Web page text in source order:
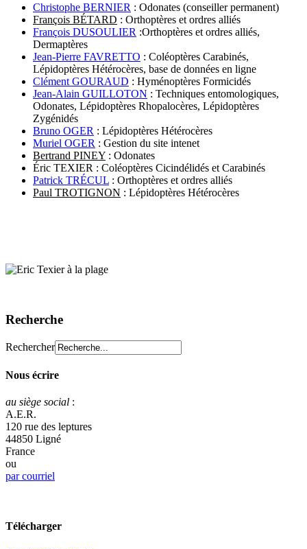
Christophe BERNIER : Odonates (conseiller permanent)
François BÉTARD : Orthoptères et ordres alliés
François DUSOULIER :Orthoptères et ordres alliés,
Dermaptères
Jean-Pierre FAVRETTO : Coléoptères Carabinés,
Lépidoptères Hétérocères, base de données en ligne
Clément GOURAUD : Hyménoptères Formicidés
Jean-Alain GUILLOTON : Techniques entomologiques,
Odonates, Lépidoptères Rhopalocères, Lépidoptères
Zygénidés
Bruno OGER : Lépidoptères Hétérocères
Muriel OGER : Gestion du site intenet
Bertrand PINEY : Odonates
Éric TEXIER : Coléoptères Cicindélidés et Carabinés
Patrick TRÉCUL : Orthoptères et ordres alliés
Paul TROTIGNON : Lépidoptères Hétérocères
Recherche
Rechercher
Nous écrire
au siège social :
A.E.R.
120 rue des leptures
44850 Ligné
France
ou
par courriel
Télécharger